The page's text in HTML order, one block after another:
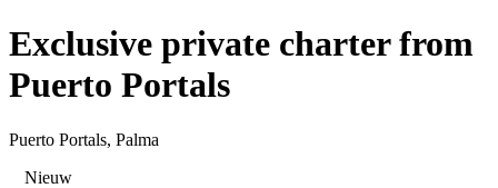
Exclusive private charter from
Puerto Portals
Puerto Portals, Palma
Nieuw